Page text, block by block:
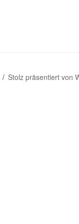
Stolz präsentiert von